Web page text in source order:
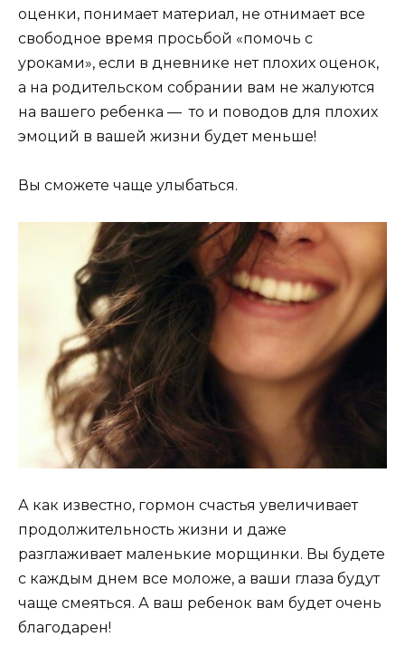
оценки, понимает материал, не отнимает все
свободное время просьбой «помочь с
уроками», если в дневнике нет плохих оценок,
а на родительском собрании вам не жалуются
на вашего ребенка — то и поводов для плохих
эмоций в вашей жизни будет меньше!
Вы сможете чаще улыбаться.
А как известно, гормон счастья увеличивает
продолжительность жизни и даже
разглаживает маленькие морщинки. Вы будете
с каждым днем все моложе, а ваши глаза будут
чаще смеяться. А ваш ребенок вам будет очень
благодарен!